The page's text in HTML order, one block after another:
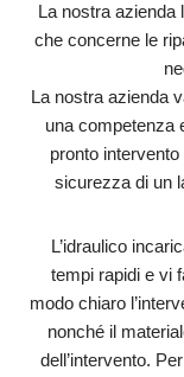
La nostra azienda
che concerne le
La nostra azienda
una competenza
pronto
sicurezza di un
L’idraulico
tempi rapidi e vi
modo chiaro
nonché il
dell’intervento.